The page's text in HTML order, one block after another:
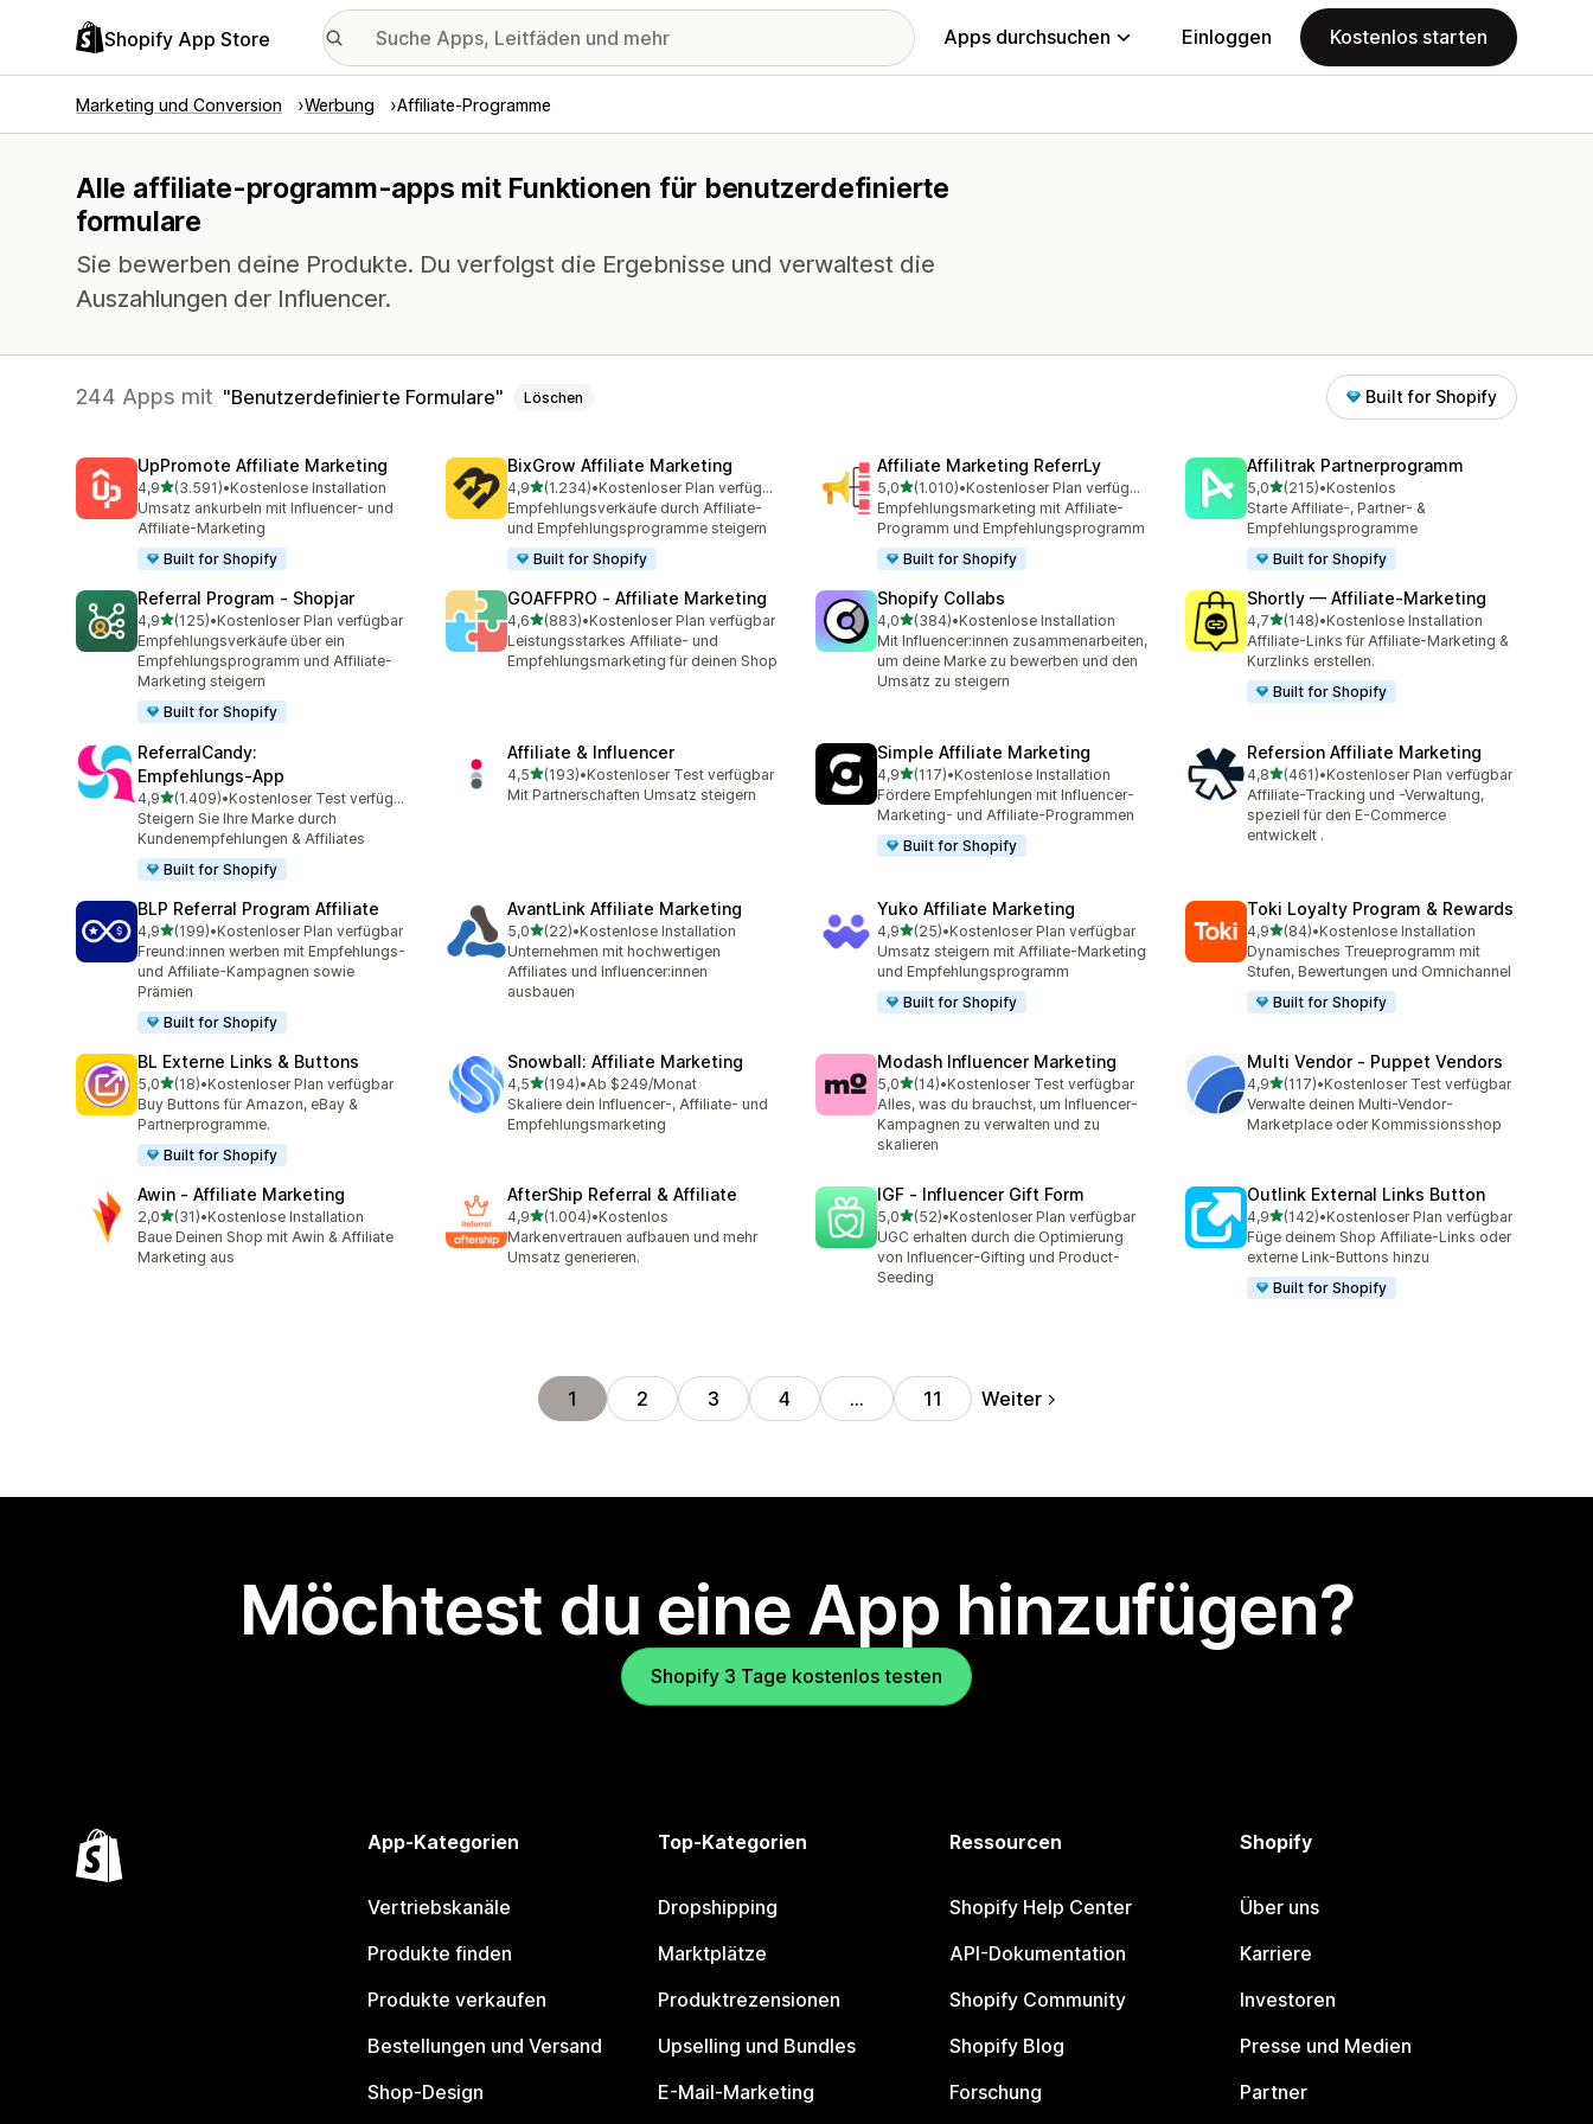
Shopify App Store Apps durchsuchen Einloggen Kostenlos starten
Marketing und Conversion Werbung Affiliate-Programme
Alle affiliate-programm-apps mit Funktionen für benutzerdefinierte
formulare
Sie bewerben deine Produkte. Du verfolgst die Ergebnisse und verwaltest die
Auszahlungen der Influencer.
244 Apps mit Benutzerdefinierte Formulare Löschen Built for Shopify
UpPromote Affiliate Marketing
4,9von 5 Sternen
(3.591)
3591 Rezensionen insgesamt
•Kostenlose Installation
Umsatz ankurbeln mit Influencer- und
Affiliate-Marketing
Built for Shopify
BixGrow Affiliate Marketing
4,9von 5 Sternen
(1.234)
1234 Rezensionen insgesamt
•
Kostenloser Plan verfügbar
Empfehlungsverkäufe durch Affiliate-
und Empfehlungsprogramme steigern
Built for Shopify
Affiliate Marketing ReferrLy
5,0von 5 Sternen
(1.010)
1010 Rezensionen insgesamt
•
Kostenloser Plan verfügbar
Empfehlungsmarketing mit Affiliate-
Programm und Empfehlungsprogramm
Built for Shopify
Affilitrak Partnerprogramm
5,0von 5 Sternen
(215)
215 Rezensionen insgesamt
•Kostenlos
Starte Affiliate-, Partner- &
Empfehlungsprogramme
Built for Shopify
Referral Program ‑ Shopjar
4,9von 5 Sternen
(125)
125 Rezensionen insgesamt
•Kostenloser Plan verfügbar
Empfehlungsverkäufe über ein
Empfehlungsprogramm und Affiliate-
Marketing steigern
Built for Shopify
GOAFFPRO ‑ Affiliate Marketing
4,6von 5 Sternen
(883)
883 Rezensionen insgesamt
•Kostenloser Plan verfügbar
Leistungsstarkes Affiliate- und
Empfehlungsmarketing für deinen Shop
Shopify Collabs
4,0von 5 Sternen
(384)
384 Rezensionen insgesamt
•Kostenlose Installation
Mit Influencer:innen zusammenarbeiten,
um deine Marke zu bewerben und den
Umsatz zu steigern
Shortly — Affiliate‑Marketing
4,7von 5 Sternen
(148)
148 Rezensionen insgesamt
•Kostenlose Installation
Affiliate-Links für Affiliate-Marketing &
Kurzlinks erstellen.
Built for Shopify
ReferralCandy:
Empfehlungs‑App
4,9von 5 Sternen
(1.409)
1409 Rezensionen insgesamt
•
Kostenloser Test verfügbar
Steigern Sie Ihre Marke durch
Kundenempfehlungen & Affiliates
Built for Shopify
Affiliate & Influencer
4,5von 5 Sternen
(193)
193 Rezensionen insgesamt
•Kostenloser Test verfügbar
Mit Partnerschaften Umsatz steigern
Simple Affiliate Marketing
4,9von 5 Sternen
(117)
117 Rezensionen insgesamt
•Kostenlose Installation
Fördere Empfehlungen mit Influencer-
Marketing- und Affiliate-Programmen
Built for Shopify
Refersion Affiliate Marketing
4,8von 5 Sternen
(461)
461 Rezensionen insgesamt
•Kostenloser Plan verfügbar
Affiliate-Tracking und -Verwaltung,
speziell für den E-Commerce
entwickelt .
BLP Referral Program Affiliate
4,9von 5 Sternen
(199)
199 Rezensionen insgesamt
•Kostenloser Plan verfügbar
Freund:innen werben mit Empfehlungs-
und Affiliate-Kampagnen sowie
Prämien
Built for Shopify
AvantLink Affiliate Marketing
5,0von 5 Sternen
(22)
22 Rezensionen insgesamt
•Kostenlose Installation
Unternehmen mit hochwertigen
Affiliates und Influencer:innen
ausbauen
Yuko Affiliate Marketing
4,9von 5 Sternen
(25)
25 Rezensionen insgesamt
•Kostenloser Plan verfügbar
Umsatz steigern mit Affiliate-Marketing
und Empfehlungsprogramm
Built for Shopify
Toki Loyalty Program & Rewards
4,9von 5 Sternen
(84)
84 Rezensionen insgesamt
•Kostenlose Installation
Dynamisches Treueprogramm mit
Stufen, Bewertungen und Omnichannel
Built for Shopify
BL Externe Links & Buttons
5,0von 5 Sternen
(18)
18 Rezensionen insgesamt
•Kostenloser Plan verfügbar
Buy Buttons für Amazon, eBay &
Partnerprogramme.
Built for Shopify
Snowball: Affiliate Marketing
4,5von 5 Sternen
(194)
194 Rezensionen insgesamt
•Ab $249/Monat
Skaliere dein Influencer-, Affiliate- und
Empfehlungsmarketing
Modash Influencer Marketing
5,0von 5 Sternen
(14)
14 Rezensionen insgesamt
•Kostenloser Test verfügbar
Alles, was du brauchst, um Influencer-
Kampagnen zu verwalten und zu
skalieren
Multi Vendor ‑ Puppet Vendors
4,9von 5 Sternen
(117)
117 Rezensionen insgesamt
•Kostenloser Test verfügbar
Verwalte deinen Multi-Vendor-
Marketplace oder Kommissionsshop
Awin ‑ Affiliate Marketing
2,0von 5 Sternen
(31)
31 Rezensionen insgesamt
•Kostenlose Installation
Baue Deinen Shop mit Awin & Affiliate
Marketing aus
AfterShip Referral & Affiliate
4,9von 5 Sternen
(1.004)
1004 Rezensionen insgesamt
•Kostenlos
Markenvertrauen aufbauen und mehr
Umsatz generieren.
IGF ‑ Influencer Gift Form
5,0von 5 Sternen
(52)
52 Rezensionen insgesamt
•Kostenloser Plan verfügbar
UGC erhalten durch die Optimierung
von Influencer-Gifting und Product-
Seeding
Outlink External Links Button
4,9von 5 Sternen
(142)
142 Rezensionen insgesamt
•Kostenloser Plan verfügbar
Füge deinem Shop Affiliate-Links oder
externe Link-Buttons hinzu
Built for Shopify
1 2 3 4 … 11 Weiter
Möchtest du eine App hinzufügen?
Shopify 3 Tage kostenlos testen
App-Kategorien
Vertriebskanäle
Produkte finden
Produkte verkaufen
Bestellungen und Versand
Shop-Design
Top-Kategorien
Dropshipping
Marktplätze
Produktrezensionen
Upselling und Bundles
E-Mail-Marketing
Ressourcen
Shopify Help Center
API-Dokumentation
Shopify Community
Shopify Blog
Forschung
Shopify
Über uns
Karriere
Investoren
Presse und Medien
Partner